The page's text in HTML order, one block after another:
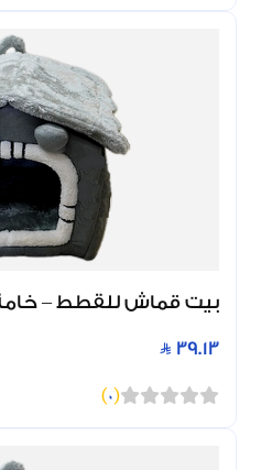
بيت قماش للقطط –
39.13
(
0
)